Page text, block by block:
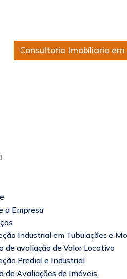
Consultoria Imobíliaria
a Empresa
Industrial em Tubulações e
de avaliação de Valor Locativo
Predial e Industrial
de Avaliações de Imóveis